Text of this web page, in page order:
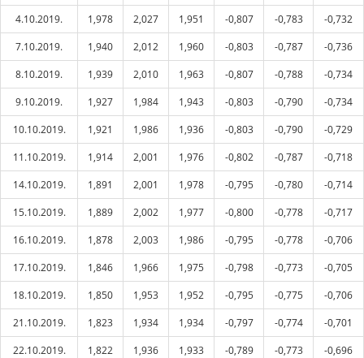
4.10.2019.
1,978 2,027 1,951 -0,807 -0,783
-0,732
7.10.2019.
1,940 2,012 1,960 -0,803 -0,787
-0,736
8.10.2019.
1,939 2,010 1,963 -0,807 -0,788
-0,734
9.10.2019.
1,927 1,984 1,943 -0,803 -0,790
-0,734
10.10.2019.
1,921 1,986 1,936 -0,803 -0,790
-0,729
11.10.2019.
1,914 2,001 1,976 -0,802 -0,787
-0,718
14.10.2019.
1,891 2,001 1,978 -0,795 -0,780
-0,714
15.10.2019.
1,889 2,002 1,977 -0,800 -0,778
-0,717
16.10.2019.
1,878 2,003 1,986 -0,795 -0,778
-0,706
17.10.2019.
1,846 1,966 1,975 -0,798 -0,773
-0,705
18.10.2019.
1,850 1,953 1,952 -0,795 -0,775
-0,706
21.10.2019.
1,823 1,934 1,934 -0,797 -0,774
-0,701
22.10.2019.
1,822 1,936 1,933 -0,789 -0,773
-0,696